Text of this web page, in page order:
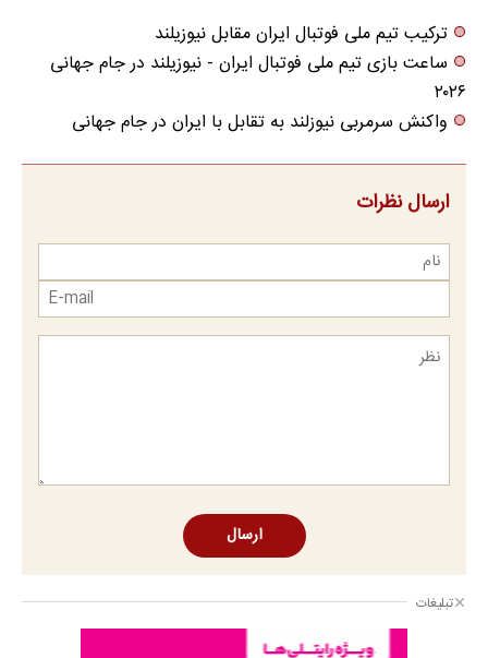
ترکیب تیم ملی فوتبال ایران مقابل نیوزیلند
ساعت بازی تیم ملی فوتبال ایران - نیوزیلند در جام جهانی
۲۰۲۶
واکنش سرمربی نیوزلند به تقابل با ایران در جام جهانی
ارسال نظرات
ارسال
تبلیغات